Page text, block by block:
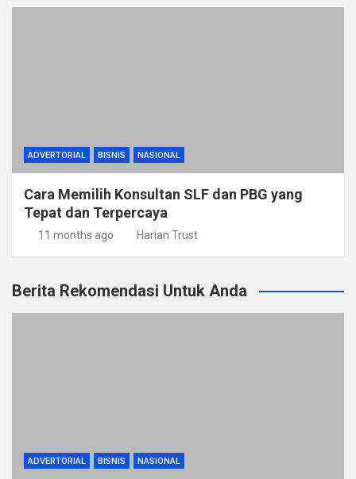
ADVERTORIAL BISNIS NASIONAL
Cara Memilih Konsultan SLF dan PBG yang
Tepat dan Terpercaya
11 months ago Harian Trust
Berita Rekomendasi Untuk Anda
ADVERTORIAL BISNIS NASIONAL